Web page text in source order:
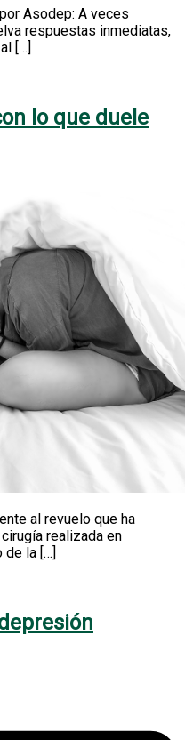
Asodep: A veces
respuestas inmediatas,
[…]
lo que duele
al revuelo que ha
realizada en
de la […]